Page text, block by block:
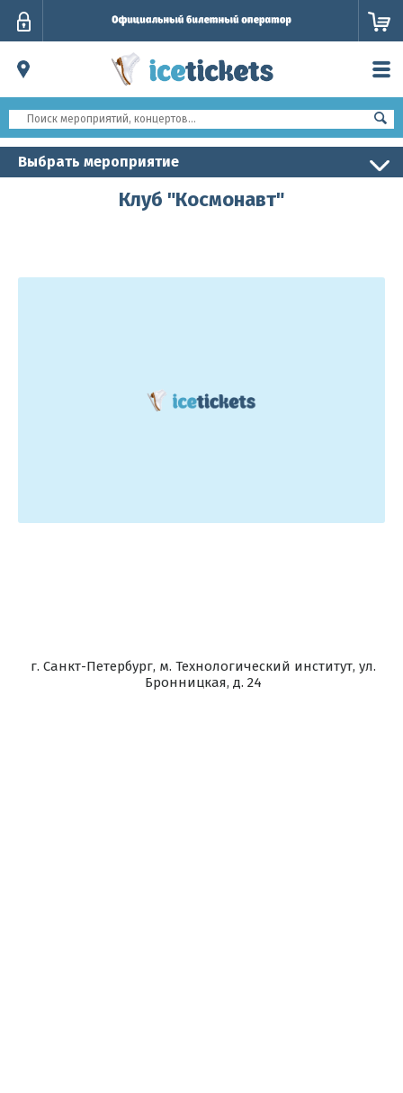
Выбрать мероприятие
Клуб "Космонавт"
г. Санкт-Петербург, м. Технологический институт, ул.
Бронницкая, д. 24